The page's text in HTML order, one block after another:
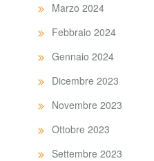
Marzo 2024
Febbraio 2024
Gennaio 2024
Dicembre 2023
Novembre 2023
Ottobre 2023
Settembre 2023